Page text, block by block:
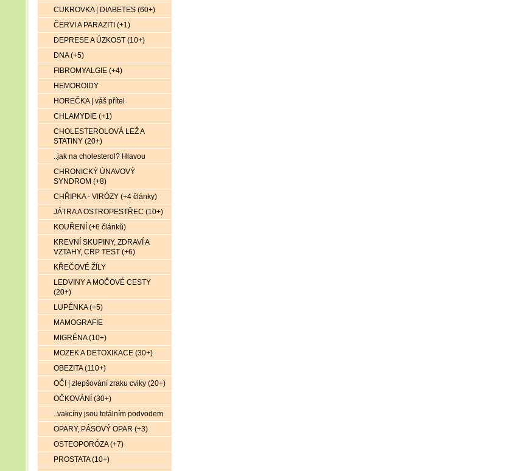
CUKROVKA | DIABETES (60+)
ČERVI A PARAZITI (+1)
DEPRESE A ÚZKOST (10+)
DNA (+5)
FIBROMYALGIE (+4)
HEMOROIDY
HOREČKA | váš přítel
CHLAMYDIE (+1)
CHOLESTEROLOVÁ LEŽ A
STATINY (20+)
..jak na cholesterol? Hlavou
CHRONICKÝ ÚNAVOVÝ
SYNDROM (+8)
CHŘIPKA - VIRÓZY (+4 články)
JÁTRA A OSTROPESTŘEC (10+)
KOUŘENÍ (+6 článků)
KREVNÍ SKUPINY, ZDRAVÍ A
VZTAHY, CRP TEST (+6)
KŘEČOVÉ ŽÍLY
LEDVINY A MOČOVÉ CESTY
(20+)
LUPÉNKA (+5)
MAMOGRAFIE
MIGRÉNA (10+)
MOZEK A DETOXIKACE (30+)
OBEZITA (110+)
OČI | zlepšování zraku cviky (20+)
OČKOVÁNÍ (30+)
..vakcíny jsou totálním podvodem
OPARY, PÁSOVÝ OPAR (+3)
OSTEOPORÓZA (+7)
PROSTATA (10+)